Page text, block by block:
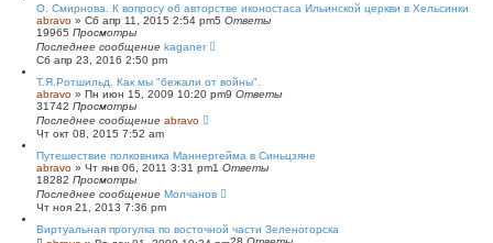
O. Смирнова. К вопросу об авторстве иконостаса Ильинской церкви в Хельсинки
abravo » Сб апр 11, 2015 2:54 pm5 Ответы
19965 Просмотры
Последнее сообщение kaganer
Сб апр 23, 2016 2:50 pm
Т.Я.Ротшильд. Как мы "бежали от войны".
abravo » Пн июн 15, 2009 10:20 pm9 Ответы
31742 Просмотры
Последнее сообщение abravo
Чт окт 08, 2015 7:52 am
Путешествие полковника Маннергейма в Синьцзяне
abravo » Чт янв 06, 2011 3:31 pm1 Ответы
18282 Просмотры
Последнее сообщение Молчанов
Чт ноя 21, 2013 7:36 pm
Виртуальная прогулка по восточной части Зеленогорска